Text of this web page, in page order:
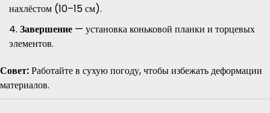
нахлёстом (10–15 см).
Завершение — установка коньковой планки и торцевых
элементов.
Совет:Работайте в сухую погоду, чтобы избежать деформации
материалов.